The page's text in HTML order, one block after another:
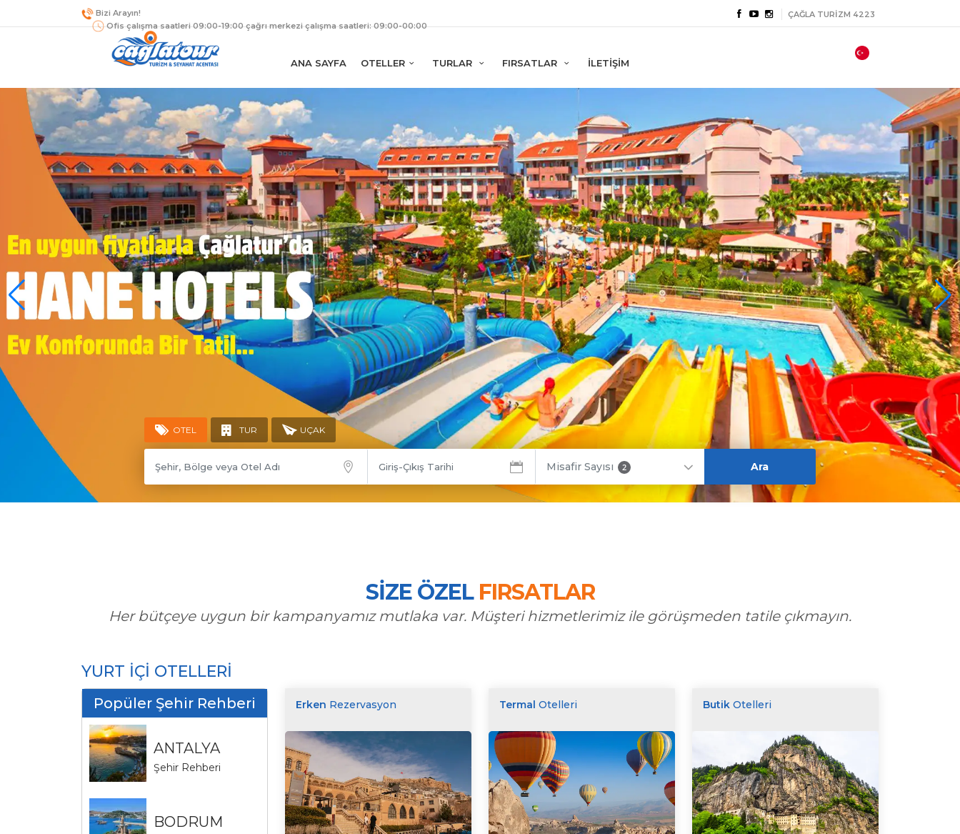
Bizi Arayın!
Ofis çalışma saatleri 09:00-19:00 çağrı merkezi çalışma saatleri: 09:00-00:00
ÇAĞLA TURİZM 4223
ANA SAYFA OTELLER TURLAR FIRSATLAR İLETİŞİM
OTEL TUR UÇAK
Misafir Sayısı 2
SİZE ÖZEL FIRSATLAR
Her bütçeye uygun bir kampanyamız mutlaka var. Müşteri hizmetlerimiz ile görüşmeden tatile çıkmayın.
YURT İÇİ OTELLERİ
Popüler Şehir Rehberi
ANTALYA
Şehir Rehberi
BODRUM
Erken Rezervasyon Termal Otelleri Butik Otelleri